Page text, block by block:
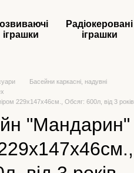
іграшки
Радіокеровані
іграшки
Басейни каркасні, надувні
229х147х46см., Обсяг: 600л, від 3 років
"Мандарин"